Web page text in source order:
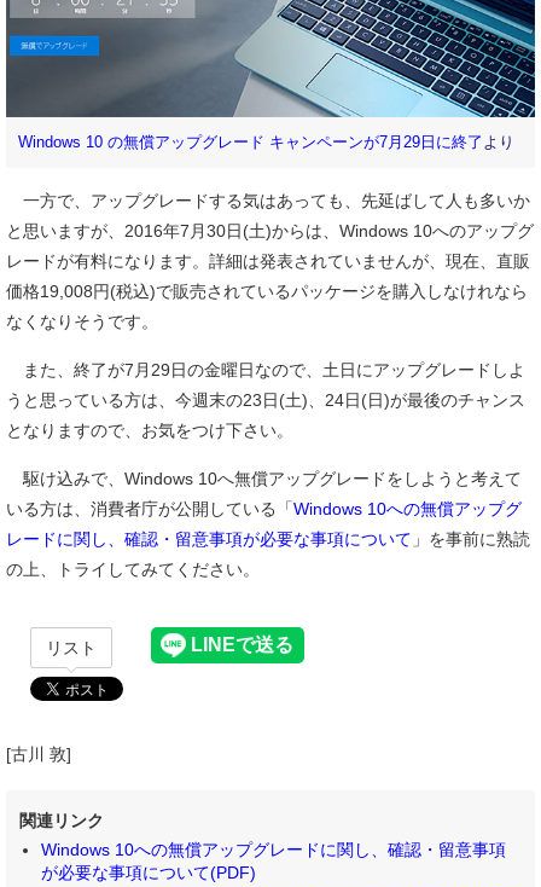
Windows 10 の無償アップグレード キャンペーンが7月29日に終了 より
一方で、アップグレードする気はあっても、先延ばして人も多いか
と思いますが、2016年7月30日(土)からは、Windows 10へのアップグ
レードが有料になります。詳細は発表されていませんが、現在、直販
価格19,008円(税込)で販売されているパッケージを購入しなけれなら
なくなりそうです。
また、終了が7月29日の金曜日なので、土日にアップグレードしよ
うと思っている方は、今週末の23日(土)、24日(日)が最後のチャンス
となりますので、お気をつけ下さい。
駆け込みで、Windows 10へ無償アップグレードをしようと考えて
いる方は、消費者庁が公開している「Windows 10への無償アップグ
レードに関し、確認・留意事項が必要な事項について 」を事前に熟読
の上、トライしてみてください。
リスト
[古川 敦]
関連リンク
Windows 10への無償アップグレードに関し、確認・留意事項
が必要な事項について(PDF)